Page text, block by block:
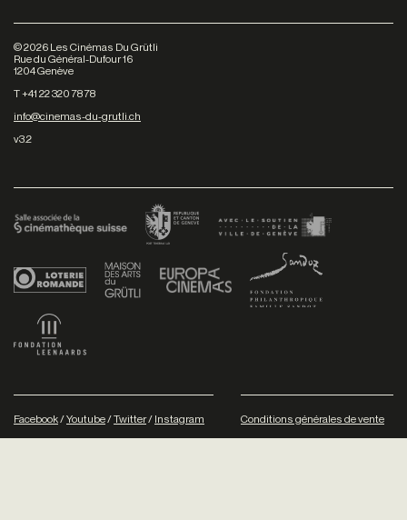
©2026 Les Cinémas Du Grütli
Rue du Général-Dufour 16
1204 Genève
T +41 22 320 78 78
info@cinemas-du-grutli.ch
v3.2
Facebook/Youtube/Twitter/ Instagram Conditions générales de vente